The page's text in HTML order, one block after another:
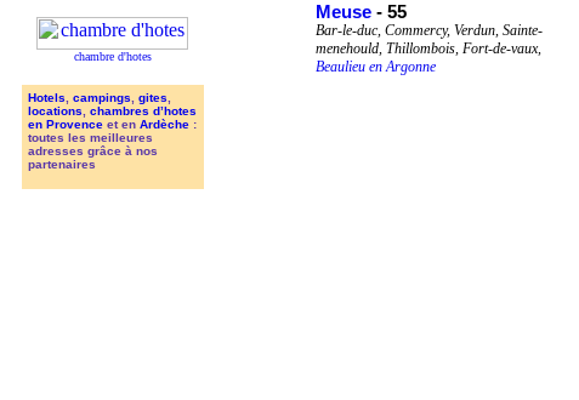
chambre d'hotes
Hotels campings gites
locations
chambres d’hotes
en Provenceet en Ardèche:
toutes les meilleures
adresses grâce à nos
partenaires
Meuse - 55
Bar-le-duc, Commercy, Verdun, Sainte-
menehould, Thillombois, Fort-de-vaux,
Beaulieu en Argonne